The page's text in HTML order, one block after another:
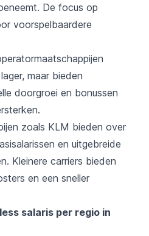
De focus op
voorspelbaardere
maar bieden
doorgroei en bonussen
zoals KLM bieden over
en uitgebreide
Kleinere carriers bieden
en een sneller
salaris per regio in